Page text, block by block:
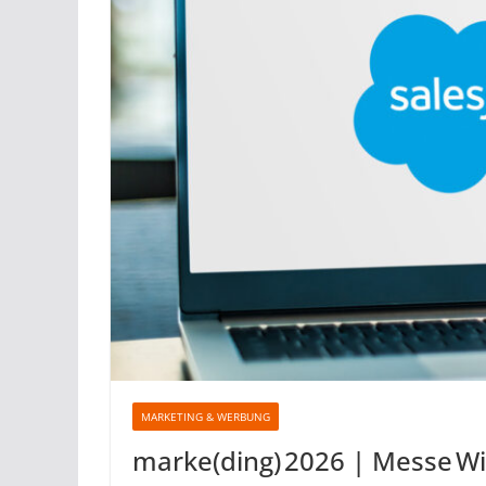
MARKETING & WERBUNG
marke(ding) 2026 | Messe